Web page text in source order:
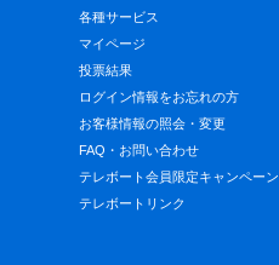
各種サービス
マイページ
投票結果
ログイン情報をお忘れの方
お客様情報の照会・変更
FAQ・お問い合わせ
テレボート会員限定キャンペーン
テレボートリンク